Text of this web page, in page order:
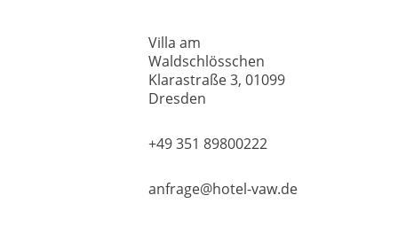
Villa am
Waldschlösschen
Klarastraße 3, 01099
Dresden
+49 351 89800222
anfrage@hotel-vaw.de